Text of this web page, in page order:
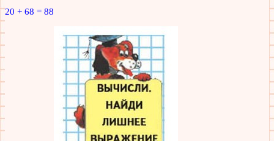
20 + 68 = 88